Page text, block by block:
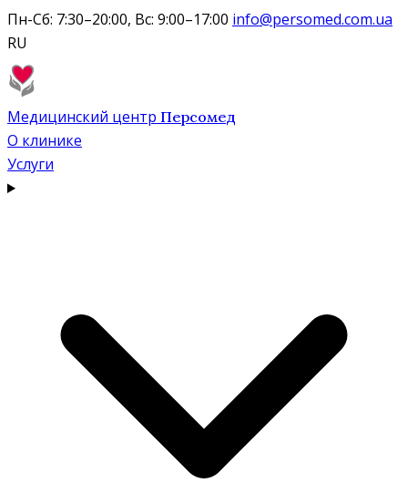
Пн-Сб: 7:30–20:00, Вс: 9:00–17:00 info@persomed.com.ua
RU
Медицинский центр Персомед
О клинике
Услуги